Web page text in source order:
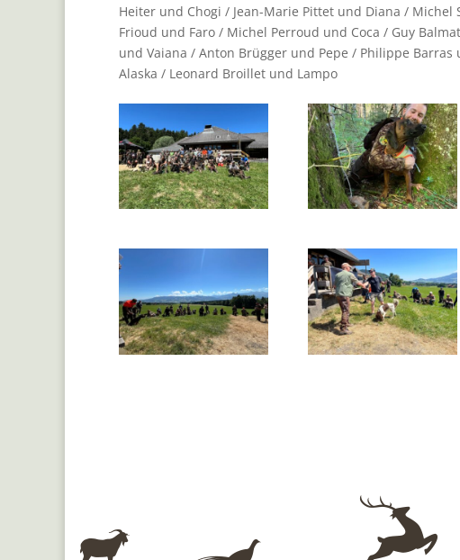
Heiter und Chogi / Jean-Marie Pittet und Diana / Michel
Frioud und Faro / Michel Perroud und Coca / Guy
und Vaiana / Anton Brügger und Pepe / Philippe
Alaska / Leonard Broillet und Lampo